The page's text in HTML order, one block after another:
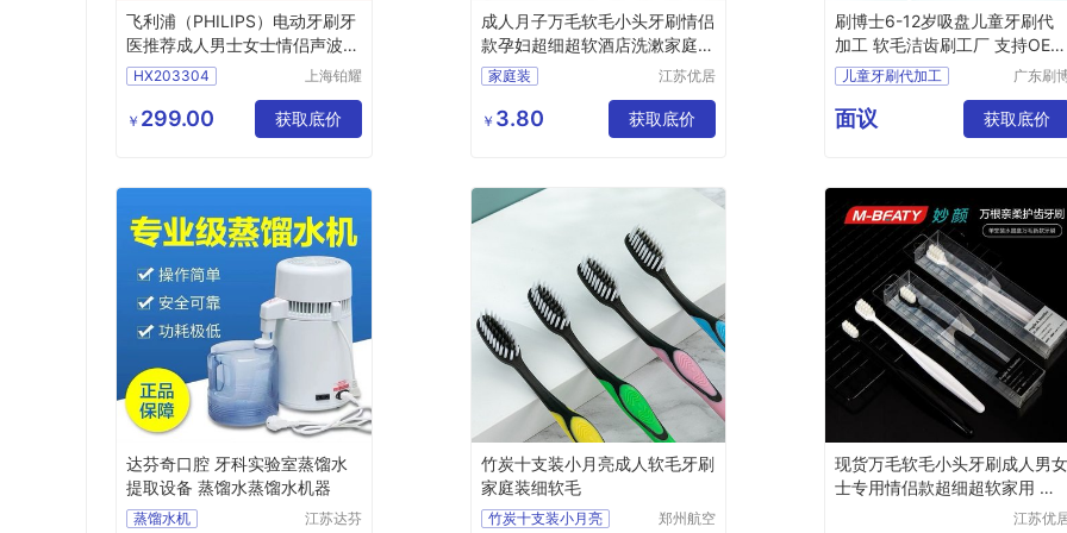
飞利浦（PHILIPS）电动牙刷牙
医推荐成人男士女士情侣声波震
动牙刷HX24715效宝藏刷五种
模式【三八妇女节礼物】HX品
质好
HX203304
上海铂耀
有限公司
￥ 299.00 获取底价
成人月子万毛软毛小头牙刷情侣
款孕妇超细超软酒店洗漱家庭装
家用
家庭装
江苏优居
有限公司
￥ 3.80 获取底价
刷博士6-12岁吸盘儿童牙刷代
加工 软毛洁齿刷工厂 支持OEM
定制
儿童牙刷代加工
儿童牙刷工厂
广东刷
限公司
面议 获取底价
达芬奇口腔 牙科实验室蒸馏水
提取设备 蒸馏水蒸馏水机器
蒸馏水机
江苏达芬
竹炭十支装小月亮成人软毛牙刷
家庭装细软毛
竹炭十支装小月亮
郑州航空
现货万毛软毛小头牙刷成人男女
士专用情侣款超细超软家用 正
江苏优